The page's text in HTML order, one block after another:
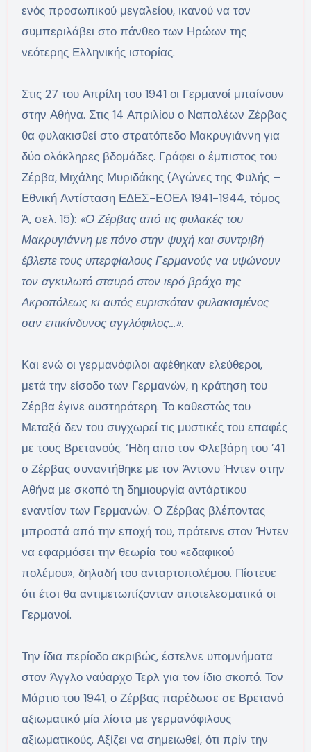
ενός προσωπικού μεγαλείου, ικανού να τον
συμπεριλάβει στο πάνθεο των Ηρώων της
νεότερης Ελληνικής ιστορίας.
Στις 27 του Απρίλη του 1941 οι Γερμανοί μπαίνουν
στην Αθήνα. Στις 14 Απριλίου ο Ναπολέων Ζέρβας
θα φυλακισθεί στο στρατόπεδο Μακρυγιάννη για
δύο ολόκληρες βδομάδες. Γράφει ο έμπιστος του
Ζέρβα, Μιχάλης Μυριδάκης (Αγώνες της Φυλής –
Εθνική Αντίσταση ΕΔΕΣ-ΕΟΕΑ 1941-1944, τόμος
Ά, σελ. 15): «Ο Ζέρβας από τις φυλακές του
Μακρυγιάννη με πόνο στην ψυχή και συντριβή
έβλεπε τους υπερφίαλους Γερμανούς να υψώνουν
τον αγκυλωτό σταυρό στον ιερό βράχο της
Ακροπόλεως κι αυτός ευρισκόταν φυλακισμένος
σαν επικίνδυνος αγγλόφιλος…».
Και ενώ οι γερμανόφιλοι αφέθηκαν ελεύθεροι,
μετά την είσοδο των Γερμανών, η κράτηση του
Ζέρβα έγινε αυστηρότερη. Το καθεστώς του
Μεταξά δεν του συγχωρεί τις μυστικές του επαφές
με τους Βρετανούς. ‘Ηδη απο τον Φλεβάρη του ’41
ο Ζέρβας συναντήθηκε με τον Άντονυ Ήντεν στην
Αθήνα με σκοπό τη δημιουργία αντάρτικου
εναντίον των Γερμανών. Ο Ζέρβας βλέποντας
μπροστά από την εποχή του, πρότεινε στον Ήντεν
να εφαρμόσει την θεωρία του «εδαφικού
πολέμου», δηλαδή του ανταρτοπολέμου. Πίστευε
ότι έτσι θα αντιμετωπίζονταν αποτελεσματικά οι
Γερμανοί.
Την ίδια περίοδο ακριβώς, έστελνε υπομνήματα
στον Άγγλο ναύαρχο Τερλ για τον ίδιο σκοπό. Τον
Μάρτιο του 1941, ο Ζέρβας παρέδωσε σε Βρετανό
αξιωματικό μία λίστα με γερμανόφιλους
αξιωματικούς. Αξίζει να σημειωθεί, ότι πρίν την